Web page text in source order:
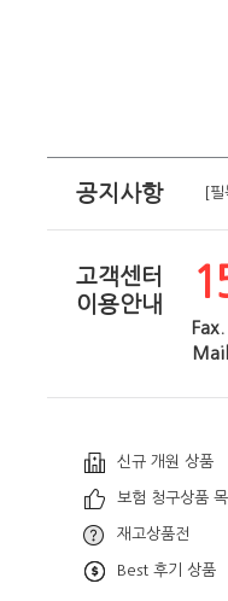
공지사항
[
[필
고객센터
이용안내
Fax.
신규 개원 상품
보험 청구상품
재고상품전
Best 후기 상품